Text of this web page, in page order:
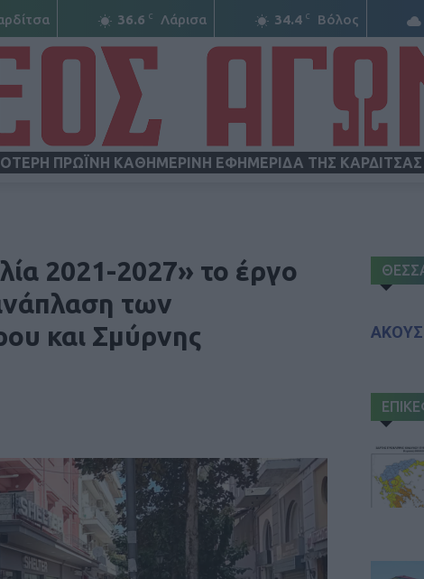
36.6 C Λάρισα 34.4 C Βόλος
ΠΡΩΪΝΗ ΚΑΘΗΜΕΡΙΝΗ ΕΦΗΜΕΡΙΔΑ ΤΗΣ ΚΑΡΔΙΤΣΑΣ
ΑΓΩΝ
2021-2027» το έργο
των
και Σμύρνης